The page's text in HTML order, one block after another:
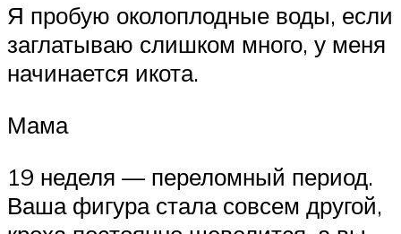
Я пробую околоплодные воды, если
заглатываю слишком много, у меня
начинается икота.
Мама
19 неделя — переломный период.
Ваша фигура стала совсем другой,